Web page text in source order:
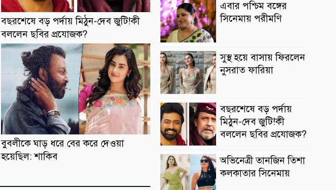
বছরশেষে বড় পর্দায় মিঠুন-দেব জুটি!কী
বললেন ছবির প্রযোজক?
বুবলীকে ঘাড় ধরে বের করে দেওয়া
হয়েছিল: শাকিব
এবার পশ্চিম বঙ্গের
সিনেমায় পরীমণি
সুস্থ হয়ে বাসায় ফিরলেন
নুসরাত ফারিয়া
বছরশেষে বড় পর্দায়
মিঠুন-দেব জুটি!কী
বললেন ছবির প্রযোজক?
অভিনেত্রী তানজিন তিশা
কলকাতার সিনেমায়